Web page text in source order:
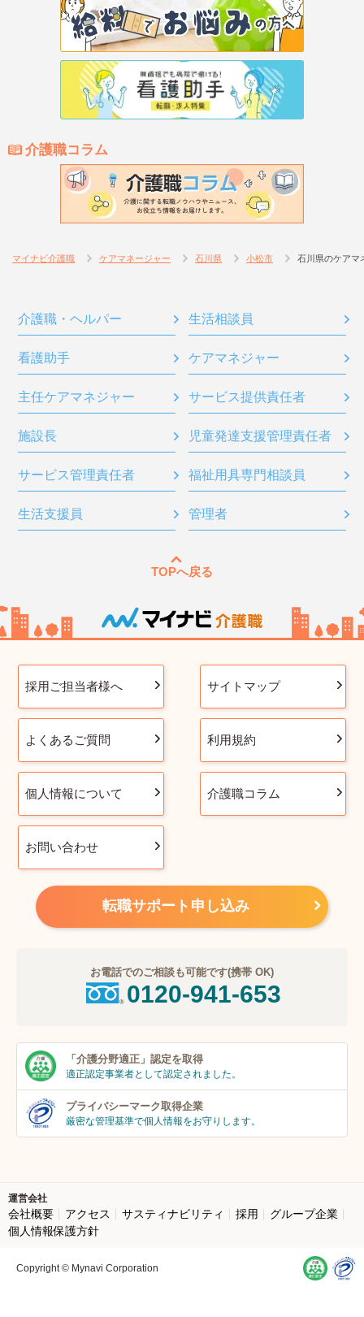
介護職コラム
マイナビ介護職 ケアマネージャー 石川県 小松市 石川県のケアマ
介護職・ヘルパー 生活相談員
看護助手 ケアマネジャー
主任ケアマネジャー サービス提供責任者
施設長 児童発達支援管理責任者
サービス管理責任者 福祉用具専門相談員
生活支援員 管理者
TOPへ戻る
採用ご担当者様へ サイトマップ
よくあるご質問 利用規約
個人情報について 介護職コラム
お問い合わせ
転職サポート申し込み
お電話でのご相談も可能です(携帯 OK)
0120-941-653
「介護分野適正」 認定を取得
適正認定事業者として認定されました。
プライバシーマーク取得企業
厳密な管理基準で個人情報をお守りします。
運営会社
会社概要 アクセス サスティナビリティ 採用
グループ企業
個人情報保護方針
Copyright © Mynavi Corporation